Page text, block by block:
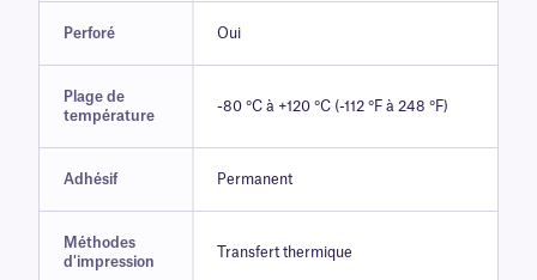
Perforé Oui
Plage de
température
-80 °C à +120 °C (-112 °F à 248 °F)
Adhésif Permanent
Méthodes
d'impression
Transfert thermique